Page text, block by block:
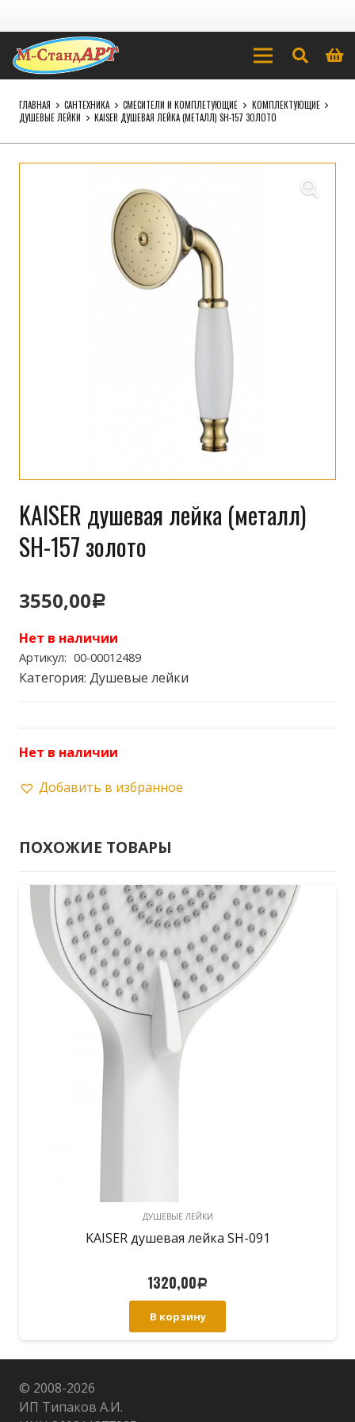
ГЛАВНАЯ САНТЕХНИКА СМЕСИТЕЛИ И КОМПЛЕТУЮЩИЕ
КОМПЛЕКТУЮЩИЕ
ДУШЕВЫЕ ЛЕЙКИ
KAISER ДУШЕВАЯ ЛЕЙКА (МЕТАЛЛ) SH-157 ЗОЛОТО
KAISER душевая лейка (металл)
SH-157 золото
3550,00Р
Нет в наличии
Артикул: 00-00012489
Категория: Душевые лейки
Нет в наличии
Добавить в избранное
ПОХОЖИЕ ТОВАРЫ
ДУШЕВЫЕ ЛЕЙКИ
KAISER душевая лейка SH-091
1320,00Р
В корзину
© 2008-2026
ИП Типаков А.И.